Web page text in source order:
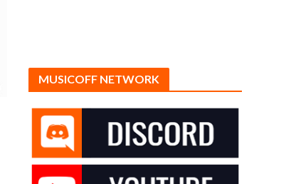
MUSICOFF NETWORK